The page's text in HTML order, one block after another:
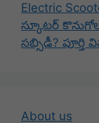
Electric
స్కూటర్
సబ్సిడీ? పూర్తి
About us